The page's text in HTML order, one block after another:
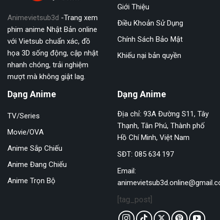
Tập 244
Tập 247 Tập 248 Tập 249
Tập 250 Tập 251 Tập 252
Tập 253
Tập 256 Tập 257
Tập 259 Tập 260 Tập 261
Tập 262 Tập 263 Tập 264
Tập 266 Tập 267
Tập 269
Tập 272
Tập 275 Tập 276
Animevietsub3d -Trang xem
phim anime Nhật Bản online
với Vietsub chuẩn xác, đồ
họa 3D sống động, cập nhật
nhanh chóng, trải nghiệm
mượt mà không giật lag.
Giới Thiệu
Điều Khoản Sử Dụng
Chính Sách Bảo Mật
Khiếu nại bản quyền
Dạng Anime
TV/Series
Movie/OVA
Anime Sắp Chiếu
Anime Đang Chiếu
Anime Trọn Bộ
Dạng Anime
Địa chỉ: 93A Đường S11, Tây
Thạnh, Tân Phú, Thành phố
Hồ Chí Minh, Việt Nam
SĐT: 085 634 197
Email:
[tag_post]